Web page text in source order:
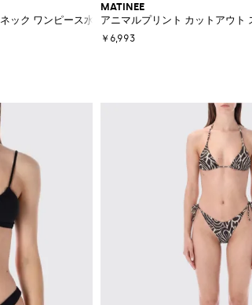
ック ワンピース水着
MATINEE
アニマルプリント カットアウト
￥6,993